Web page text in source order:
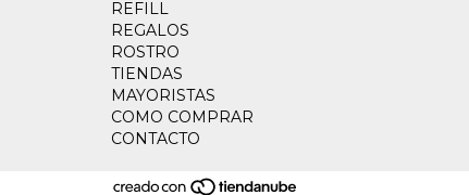
REFILL
REGALOS
ROSTRO
TIENDAS
MAYORISTAS
COMO COMPRAR
CONTACTO